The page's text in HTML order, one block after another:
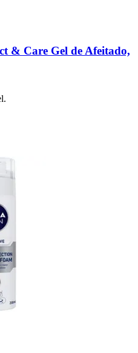
& Care Gel de Afeitado,